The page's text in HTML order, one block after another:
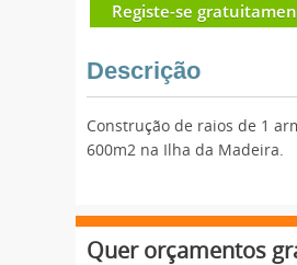
Registe-se
Descrição
Construção de raios de 1
600m2 na Ilha da Madeira.
Quer orçamentos